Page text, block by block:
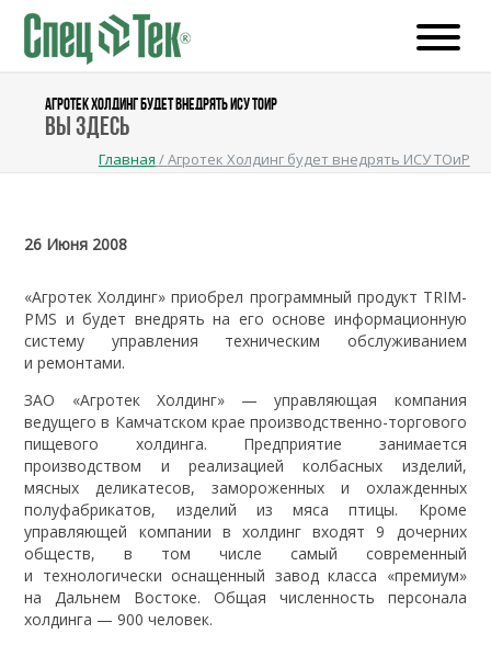
АГРОТЕК ХОЛДИНГ БУДЕТ ВНЕДРЯТЬ ИСУ ТОИР
Вы здесь
Главная /Агротек Холдинг будет внедрять ИСУ ТОиР
26 Июня 2008
«Агротек Холдинг» приобрел программный продукт TRIM-
PMS и будет внедрять на его основе информационную
систему управления техническим обслуживанием
и ремонтами.
ЗАО «Агротек Холдинг» — управляющая компания
ведущего в Камчатском крае производственно-торгового
пищевого холдинга. Предприятие занимается
производством и реализацией колбасных изделий,
мясных деликатесов, замороженных и охлажденных
полуфабрикатов, изделий из мяса птицы. Кроме
управляющей компании в холдинг входят 9 дочерних
обществ, в том числе самый современный
и технологически оснащенный завод класса «премиум»
на Дальнем Востоке. Общая численность персонала
холдинга — 900 человек.